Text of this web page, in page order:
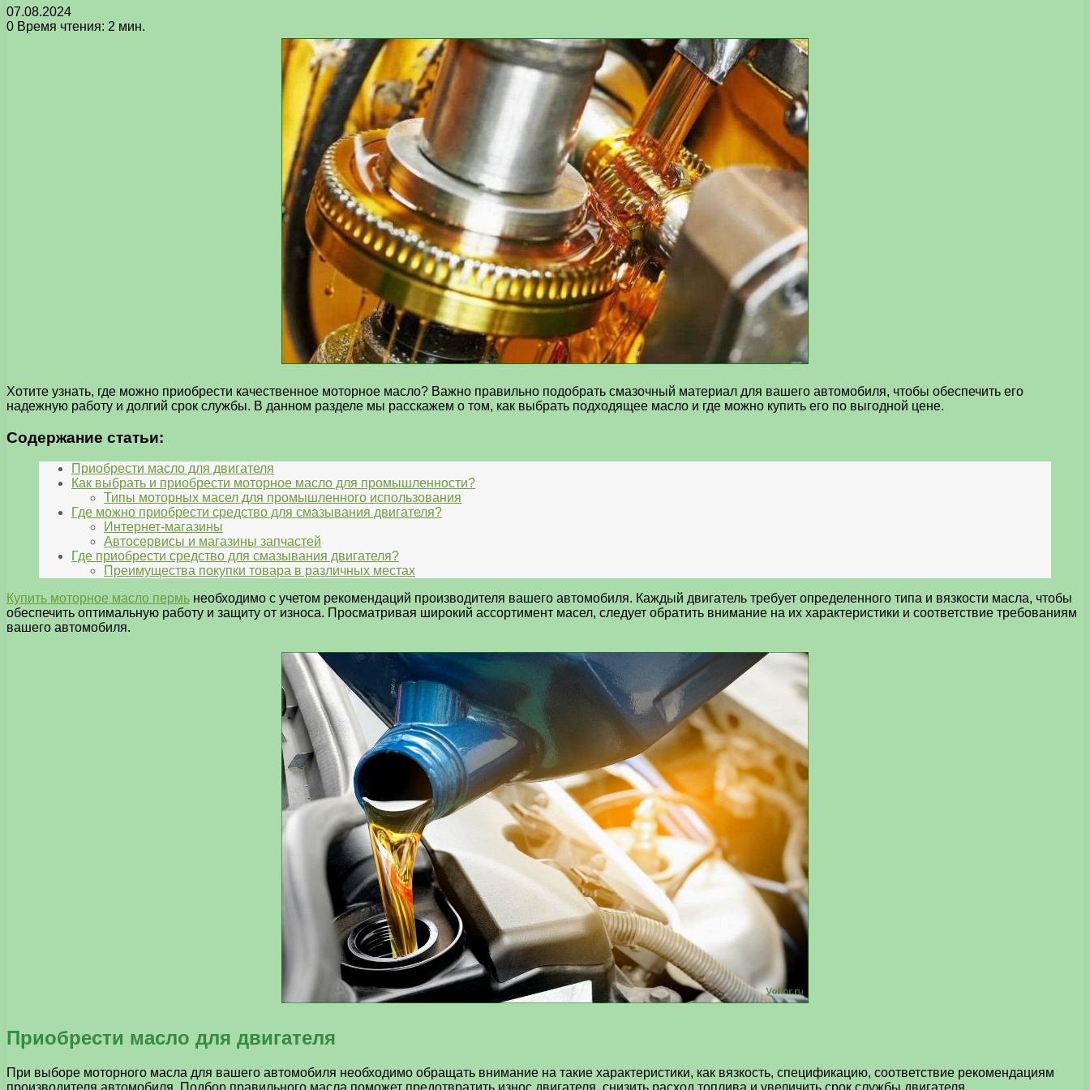
07.08.2024
0 Время чтения: 2 мин.
Хотите узнать, где можно приобрести качественное моторное масло? Важно правильно подобрать смазочный материал для вашего автомобиля, чтобы обеспечить его
надежную работу и долгий срок службы. В данном разделе мы расскажем о том, как выбрать подходящее масло и где можно купить его по выгодной цене.
Содержание статьи:
Приобрести масло для двигателя
Как выбрать и приобрести моторное масло для промышленности?
Типы моторных масел для промышленного использования
Где можно приобрести средство для смазывания двигателя?
Интернет-магазины
Автосервисы и магазины запчастей
Где приобрести средство для смазывания двигателя?
Преимущества покупки товара в различных местах
Купить моторное масло пермь необходимо с учетом рекомендаций производителя вашего автомобиля. Каждый двигатель требует определенного типа и вязкости масла, чтобы
обеспечить оптимальную работу и защиту от износа. Просматривая широкий ассортимент масел, следует обратить внимание на их характеристики и соответствие требованиям
вашего автомобиля.
Приобрести масло для двигателя
При выборе моторного масла для вашего автомобиля необходимо обращать внимание на такие характеристики, как вязкость, спецификацию, соответствие рекомендациям
производителя автомобиля. Подбор правильного масла поможет предотвратить износ двигателя, снизить расход топлива и увеличить срок службы двигателя.